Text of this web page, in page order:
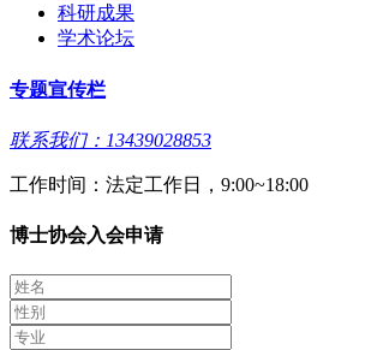
科研成果
学术论坛
专题宣传栏
联系我们：13439028853
工作时间：法定工作日，9:00~18:00
博士协会入会申请